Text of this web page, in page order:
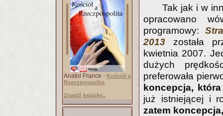
Anatol France - Kościół a
Rzeczpospolita
Znajdź książkę..
Tak jak i w
opracowano
programowy:
2013 została
kwietnia 2007.
dużych
preferowała
koncepcja,
już istniejącej i
zatem